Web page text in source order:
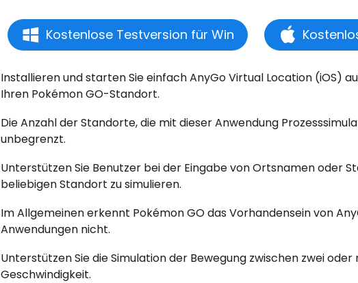
Kostenlose Testversion für Win
Installieren und starten Sie einfach AnyGo Virtual Location (iOS)
Ihren Pokémon GO-Standort.
Die Anzahl der Standorte, die mit dieser Anwendung
unbegrenzt.
Unterstützen Sie Benutzer bei der Eingabe von Ortsnamen oder
beliebigen Standort zu simulieren.
Im Allgemeinen erkennt Pokémon GO das Vorhandensein von
Anwendungen nicht.
Unterstützen Sie die Simulation der Bewegung zwischen zwei
Geschwindigkeit.